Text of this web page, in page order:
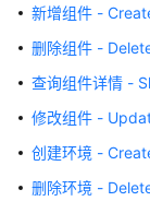
费
说
明
快
速
新增组件 -
删除组件 -
查询组件详情 -
修改组件 -
创建环境 -
删除环境 -